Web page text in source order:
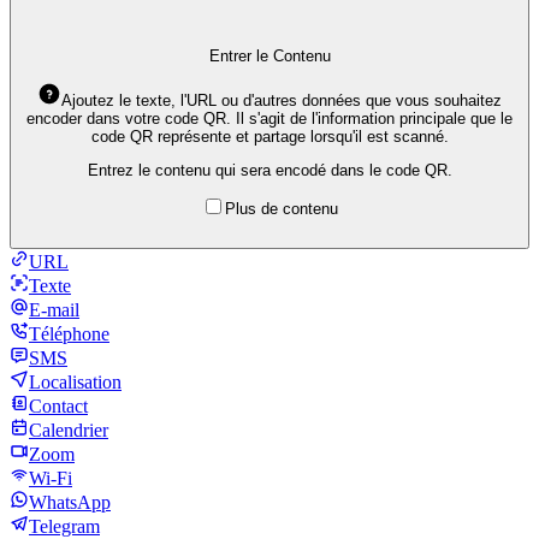
Entrer le Contenu
Ajoutez le texte, l'URL ou d'autres données que vous souhaitez
encoder dans votre code QR. Il s'agit de l'information principale que le
code QR représente et partage lorsqu'il est scanné.
Entrez le contenu qui sera encodé dans le code QR.
Plus de contenu
URL
Texte
E-mail
Téléphone
SMS
Localisation
Contact
Calendrier
Zoom
Wi-Fi
WhatsApp
Telegram